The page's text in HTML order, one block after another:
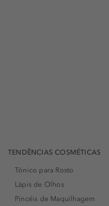
TENDÊNCIAS COSMÉTICAS
Tónico para Rosto
Lápis de Olhos
Pincéis de Maquilhagem